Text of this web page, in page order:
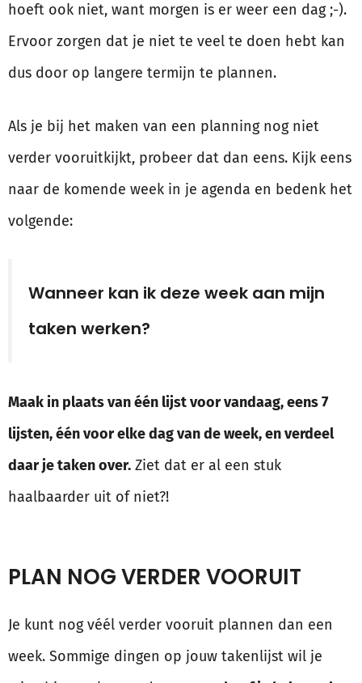
hoeft ook niet, want morgen is er weer een dag ;-).
Ervoor zorgen dat je niet te veel te doen hebt kan
dus door op langere termijn te plannen.
Als je bij het maken van een planning nog niet
verder vooruitkijkt, probeer dat dan eens. Kijk eens
naar de komende week in je agenda en bedenk het
volgende:
Wanneer kan ik deze week aan mijn
taken werken?
Maak in plaats van één lijst voor vandaag, eens 7
lijsten, één voor elke dag van de week, en verdeel
daar je taken over. Ziet dat er al een stuk
haalbaarder uit of niet?!
PLAN NOG VERDER VOORUIT
Je kunt nog véél verder vooruit plannen dan een
week. Sommige dingen op jouw takenlijst wil je